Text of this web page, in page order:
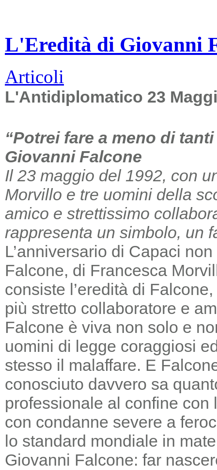
L'Eredità di Giovanni
Articoli
L'Antidiplomatico 23
“Potrei fare a meno di
Giovanni Falcone
Il 23 maggio del 1992, con
Morvillo e tre uomini della
amico e strettissimo
rappresenta un simbolo, un
L’anniversario di Capaci
Falcone, di Francesca
consiste l’eredità di
più stretto collaboratore e
Falcone è viva non solo e
uomini di legge coraggiosi
stesso il malaffare. E
conosciuto davvero sa
professionale al confine
con condanne severe a
lo standard mondiale in
Giovanni Falcone: far